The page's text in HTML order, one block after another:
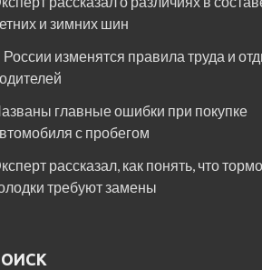
и зимних шин
России изменятся правила труда и
главные ошибки при покупке
с пробегом
рассказал, как понять, что
требуют замены